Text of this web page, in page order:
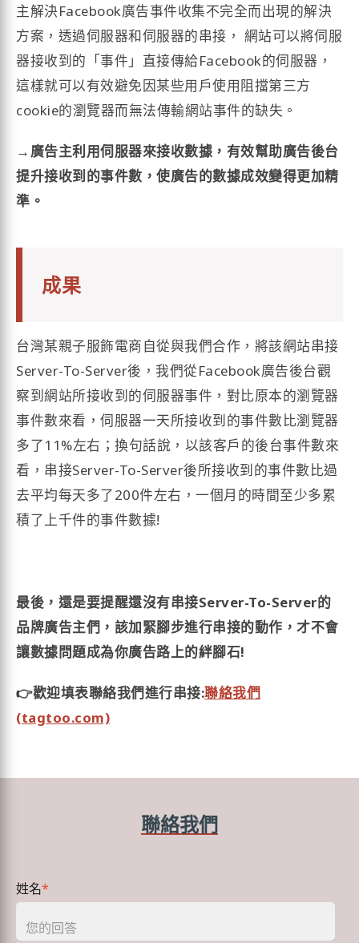
主解決Facebook廣告事件收集不完全而出現的解決
方案，透過伺服器和伺服器的串接， 網站可以將伺服
器接收到的「事件」直接傳給Facebook的伺服器，
這樣就可以有效避免因某些用戶使用阻擋第三方
cookie的瀏覽器而無法傳輸網站事件的缺失。
→廣告主利用伺服器來接收數據，有效幫助廣告後台
提升接收到的事件數，使廣告的數據成效變得更加精
準。
成果
台灣某親子服飾電商自從與我們合作，將該網站串接
Server-To-Server後，我們從Facebook廣告後台觀
察到網站所接收到的伺服器事件，對比原本的瀏覽器
事件數來看，伺服器一天所接收到的事件數比瀏覽器
多了11%左右；換句話說，以該客戶的後台事件數來
看，串接Server-To-Server後所接收到的事件數比過
去平均每天多了200件左右，一個月的時間至少多累
積了上千件的事件數據!
最後，還是要提醒還沒有串接Server-To-Server的
品牌廣告主們，該加緊腳步進行串接的動作，才不會
讓數據問題成為你廣告路上的絆腳石!
👉歡迎填表聯絡我們進行串接:聯絡我們
(tagtoo.com)
聯絡我們
姓名*